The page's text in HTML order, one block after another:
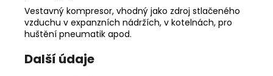
Vestavný kompresor, vhodný jako zdroj stlačeného
vzduchu v expanzních nádržích, v kotelnách, pro
huštění pneumatik apod.
Další údaje